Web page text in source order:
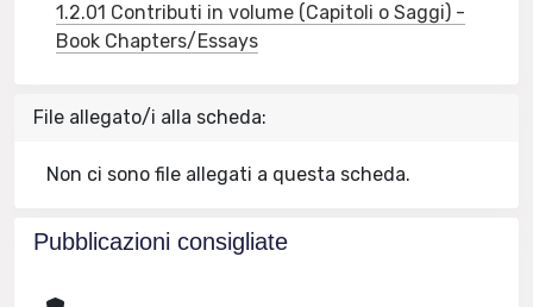
1.2.01 Contributi in volume (Capitoli o Saggi) -
Book Chapters/Essays
File allegato/i alla scheda:
Non ci sono file allegati a questa scheda.
Pubblicazioni consigliate